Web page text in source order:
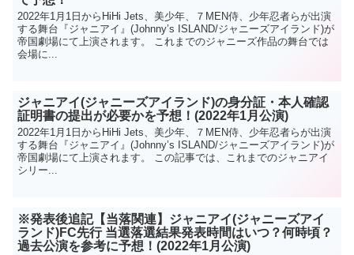
2022年1月1日からHiHi Jets、美少年、７MEN侍、少年忍者らが出演
する舞台『ジャニアイ』(Johnny’s ISLAND/ジャニーズアイランド)が
帝国劇場にて上演されます。 これまでのジャニーズ作品の舞台では
会場に...
ジャニアイ(ジャニーズアイランド)の身分証・本人確認
証明書の提出が必要かを予想！(2022年1月公演)
2022年1月1日からHiHi Jets、美少年、７MEN侍、少年忍者らが出演
する舞台『ジャニアイ』(Johnny’s ISLAND/ジャニーズアイランド)が
帝国劇場にて上演されます。 この記事では、これまでのジャニアイ
シリー...
※発表後追記【当落関連】ジャニアイ(ジャニーズアイ
ランド)FC先行 当選落選結果発表時間はいつ？何時頃？
過去公演を参考に予想！(2022年1月公演)